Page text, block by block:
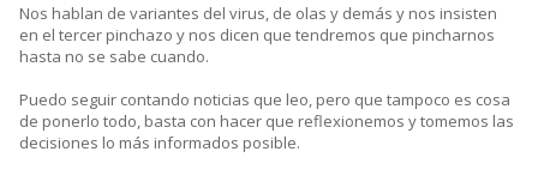
Nos hablan de variantes del virus, de olas y demás y nos insisten
en el tercer pinchazo y nos dicen que tendremos que pincharnos
hasta no se sabe cuando.
Puedo seguir contando noticias que leo, pero que tampoco es cosa
de ponerlo todo, basta con hacer que reflexionemos y tomemos las
decisiones lo más informados posible.